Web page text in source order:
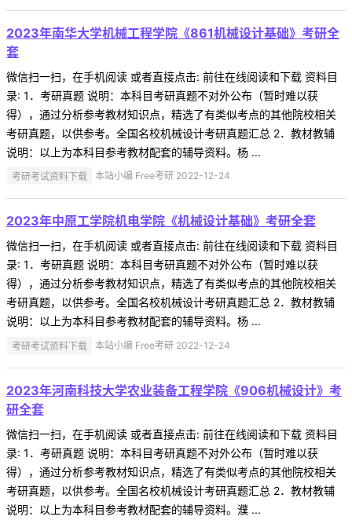
2023年南华大学机械工程学院《861机械设计基础》考研全
套
微信扫一扫，在手机阅读 或者直接点击: 前往在线阅读和下载 资料目
录: 1．考研真题 说明：本科目考研真题不对外公布（暂时难以获
得），通过分析参考教材知识点，精选了有类似考点的其他院校相关
考研真题，以供参考。全国名校机械设计考研真题汇总 2．教材教辅
说明：以上为本科目参考教材配套的辅导资料。杨 ...
考研考试资料下载 本站小编 Free考研 2022-12-24
2023年中原工学院机电学院《机械设计基础》考研全套
微信扫一扫，在手机阅读 或者直接点击: 前往在线阅读和下载 资料目
录: 1．考研真题 说明：本科目考研真题不对外公布（暂时难以获
得），通过分析参考教材知识点，精选了有类似考点的其他院校相关
考研真题，以供参考。全国名校机械设计考研真题汇总 2．教材教辅
说明：以上为本科目参考教材配套的辅导资料。杨 ...
考研考试资料下载 本站小编 Free考研 2022-12-24
2023年河南科技大学农业装备工程学院《906机械设计》考
研全套
微信扫一扫，在手机阅读 或者直接点击: 前往在线阅读和下载 资料目
录: 1．考研真题 说明：本科目考研真题不对外公布（暂时难以获
得），通过分析参考教材知识点，精选了有类似考点的其他院校相关
考研真题，以供参考。全国名校机械设计考研真题汇总 2．教材教辅
说明：以上为本科目参考教材配套的辅导资料。濮 ...